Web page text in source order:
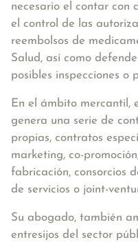
necesario el contar con
el control de las
reembolsos de
Salud, así como
posibles inspecciones o
En el ámbito mercantil ,
genera una serie de
propias, contratos
marketing, co-
fabricación, consorcios
de servicios o joint-
Su abogado, también
entresijos del sector